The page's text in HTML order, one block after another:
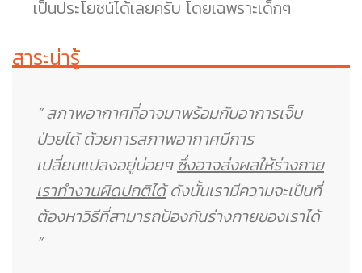
เป็นประโยชน์ได้เลยครับ โดยเฉพราะเด็กๆ
สาระน่ารู้
” สภาพอากาศที่อาจมาพร้อมกับอาการเจ็บ
ป่วยได้ ด้วยการสภาพอากาศมีการ
เปลี่ยนแปลงอยู่บ่อยๆ ซึ่งอาจส่งผลให้ร่างกาย
เราทำงานผิดปกติได้ดังนั้นเรามีความจะเป็นที่
ต้องหาวิธีที่สามารถป้องกันร่างกายของเราได้
“